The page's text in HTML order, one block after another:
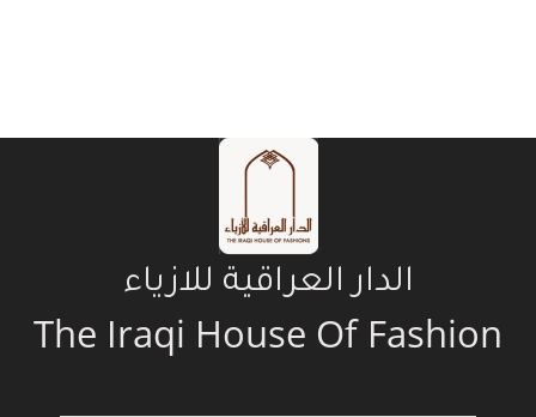
الدار العراقية للازياء
The Iraqi House Of Fashion